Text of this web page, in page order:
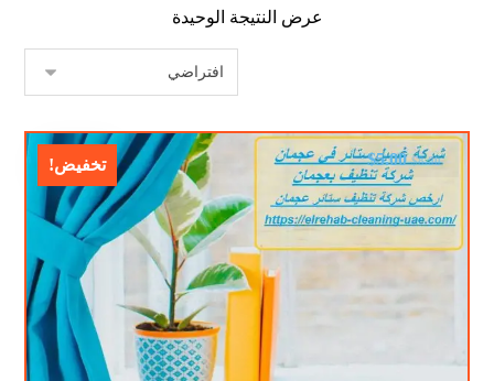
عرض النتيجة الوحيدة
تخفيض! $8.00
$5.00